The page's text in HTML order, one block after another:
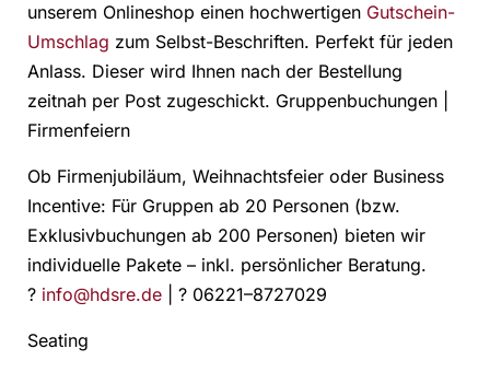
unserem Onlineshop einen hochwertigen Gutschein-
Umschlag zum Selbst-Beschriften. Perfekt für jeden
Anlass. Dieser wird Ihnen nach der Bestellung
zeitnah per Post zugeschickt. Gruppenbuchungen |
Firmenfeiern
Ob Firmenjubiläum, Weihnachtsfeier oder Business
Incentive: Für Gruppen ab 20 Personen (bzw.
Exklusivbuchungen ab 200 Personen) bieten wir
individuelle Pakete – inkl. persönlicher Beratung.
? info@hdsre.de | ? 06221–8727029
Seating